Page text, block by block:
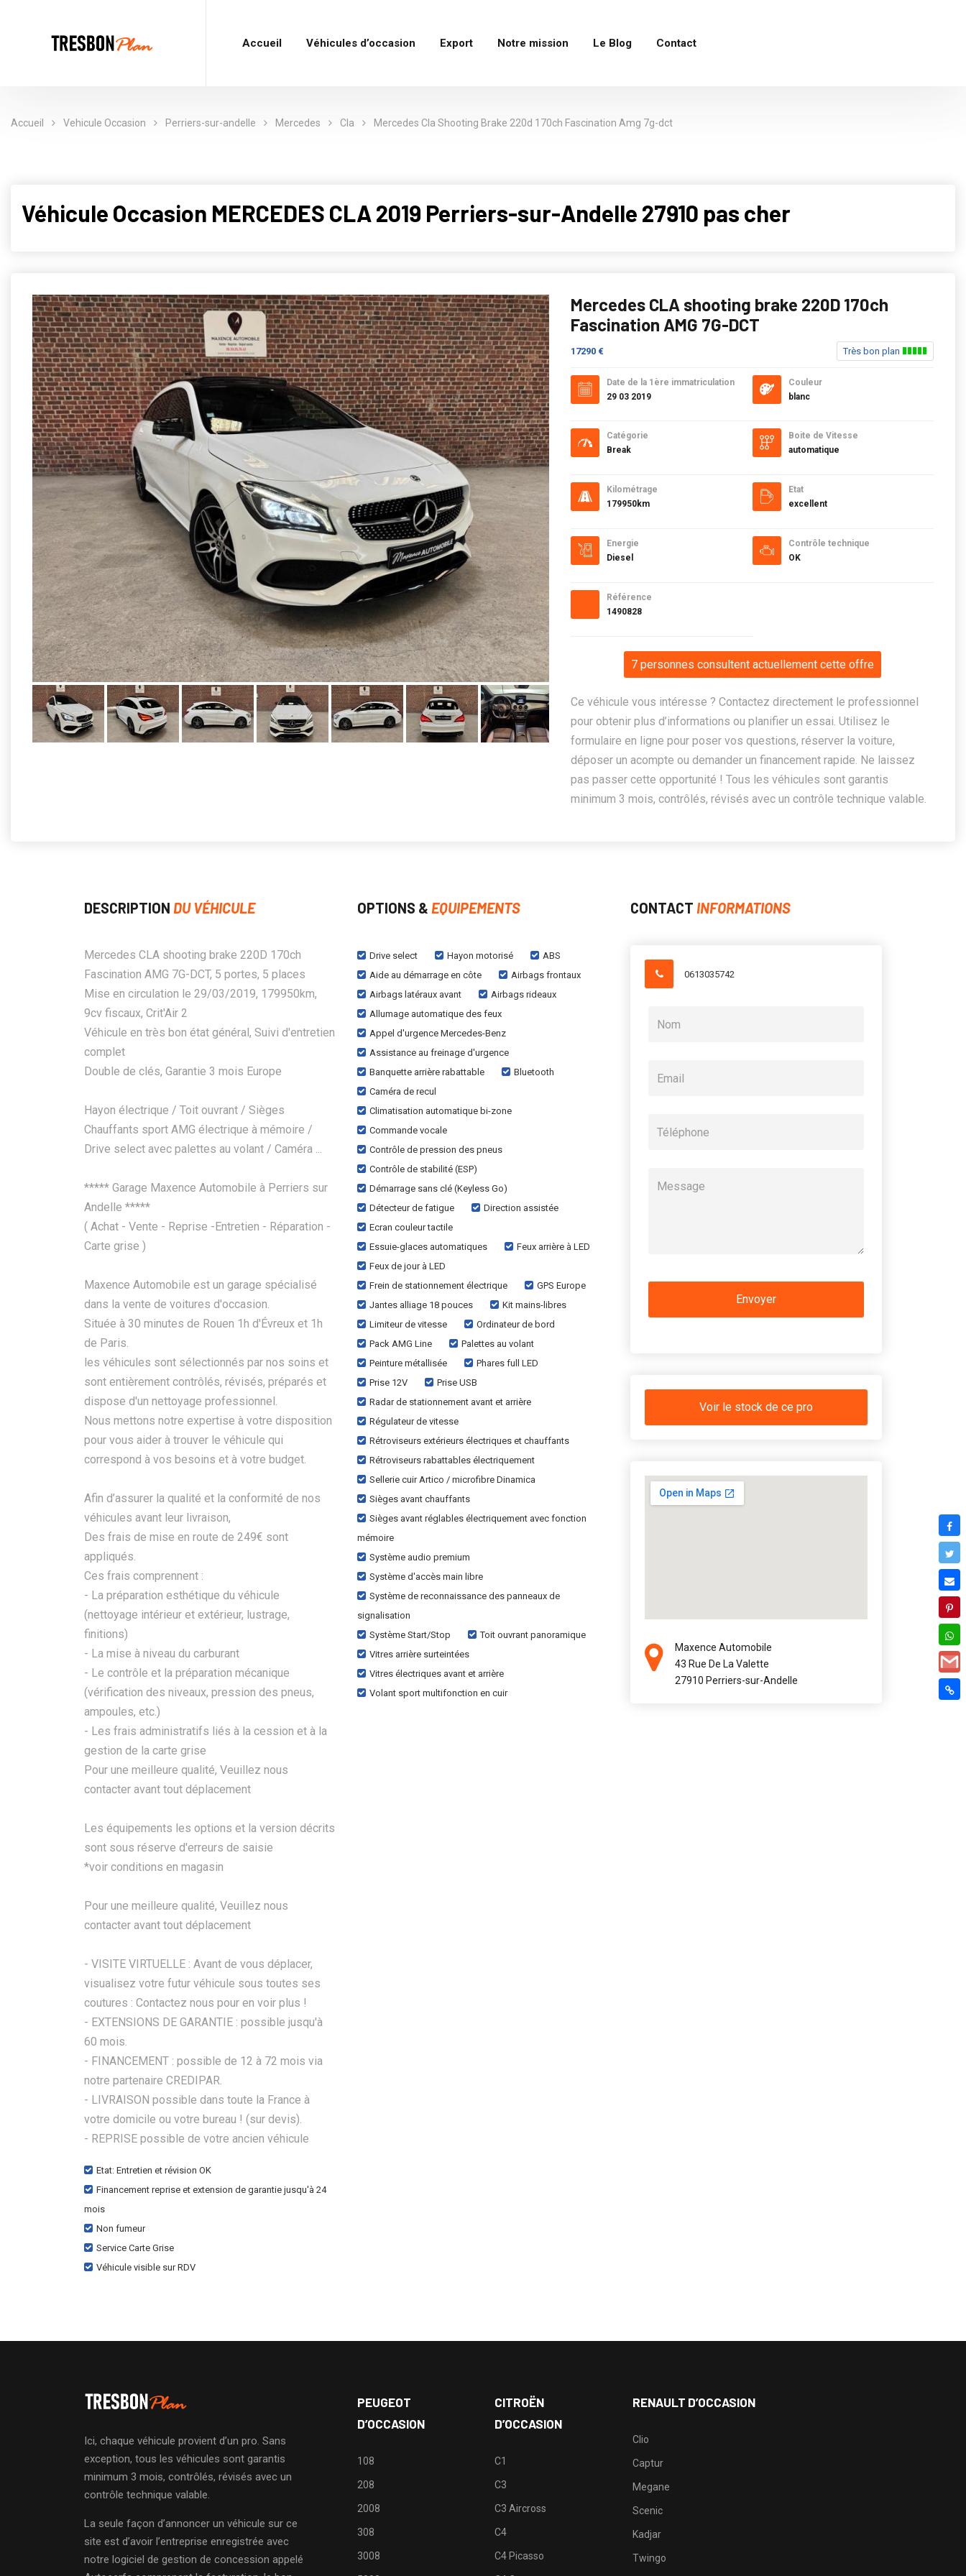
Accueil Véhicules d’occasion Export Notre mission Le Blog Contact
Accueil Vehicule Occasion Perriers-sur-andelle Mercedes Cla Mercedes Cla Shooting Brake 220d 170ch Fascination Amg 7g-dct
Véhicule Occasion MERCEDES CLA 2019 Perriers-sur-Andelle 27910 pas cher
Mercedes CLA shooting brake 220D 170ch
Fascination AMG 7G-DCT
17290 € Très bon plan
Date de la 1ère immatriculation
29 03 2019
Catégorie
Break
Kilométrage
179950km
Energie
Diesel
Référence
1490828
Couleur
blanc
Boite de Vitesse
automatique
Etat
excellent
Contrôle technique
OK
7 personnes consultent actuellement cette offre
Ce véhicule vous intéresse ? Contactez directement le professionnel
pour obtenir plus d’informations ou planifier un essai. Utilisez le
formulaire en ligne pour poser vos questions, réserver la voiture,
déposer un acompte ou demander un financement rapide. Ne laissez
pas passer cette opportunité ! Tous les véhicules sont garantis
minimum 3 mois, contrôlés, révisés avec un contrôle technique valable.
DESCRIPTION DU VÉHICULE
Mercedes CLA shooting brake 220D 170ch
Fascination AMG 7G-DCT, 5 portes, 5 places
Mise en circulation le 29/03/2019, 179950km,
9cv fiscaux, Crit'Air 2
Véhicule en très bon état général, Suivi d'entretien
complet
Double de clés, Garantie 3 mois Europe
Hayon électrique / Toit ouvrant / Sièges
Chauffants sport AMG électrique à mémoire /
Drive select avec palettes au volant / Caméra ...
***** Garage Maxence Automobile à Perriers sur
Andelle *****
( Achat - Vente - Reprise -Entretien - Réparation -
Carte grise )
Maxence Automobile est un garage spécialisé
dans la vente de voitures d'occasion.
Située à 30 minutes de Rouen 1h d'Évreux et 1h
de Paris.
les véhicules sont sélectionnés par nos soins et
sont entièrement contrôlés, révisés, préparés et
dispose d'un nettoyage professionnel.
Nous mettons notre expertise à votre disposition
pour vous aider à trouver le véhicule qui
correspond à vos besoins et à votre budget.
Afin d’assurer la qualité et la conformité de nos
véhicules avant leur livraison,
Des frais de mise en route de 249€ sont
appliqués.
Ces frais comprennent :
- La préparation esthétique du véhicule
(nettoyage intérieur et extérieur, lustrage,
finitions)
- La mise à niveau du carburant
- Le contrôle et la préparation mécanique
(vérification des niveaux, pression des pneus,
ampoules, etc.)
- Les frais administratifs liés à la cession et à la
gestion de la carte grise
Pour une meilleure qualité, Veuillez nous
contacter avant tout déplacement
Les équipements les options et la version décrits
sont sous réserve d'erreurs de saisie
*voir conditions en magasin
Pour une meilleure qualité, Veuillez nous
contacter avant tout déplacement
- VISITE VIRTUELLE : Avant de vous déplacer,
visualisez votre futur véhicule sous toutes ses
coutures : Contactez nous pour en voir plus !
- EXTENSIONS DE GARANTIE : possible jusqu'à
60 mois.
- FINANCEMENT : possible de 12 à 72 mois via
notre partenaire CREDIPAR.
- LIVRAISON possible dans toute la France à
votre domicile ou votre bureau ! (sur devis).
- REPRISE possible de votre ancien véhicule
Etat: Entretien et révision OK
Financement reprise et extension de garantie jusqu'à 24
mois
Non fumeur
Service Carte Grise
Véhicule visible sur RDV
OPTIONS & EQUIPEMENTS
Drive select Hayon motorisé
ABS
Aide au démarrage en côte
Airbags frontaux
Airbags latéraux avant
Airbags rideaux
Allumage automatique des feux
Appel d'urgence Mercedes-Benz
Assistance au freinage d'urgence
Banquette arrière rabattable
Bluetooth
Caméra de recul
Climatisation automatique bi-zone
Commande vocale
Contrôle de pression des pneus
Contrôle de stabilité (ESP)
Démarrage sans clé (Keyless Go)
Détecteur de fatigue
Direction assistée
Ecran couleur tactile
Essuie-glaces automatiques
Feux arrière à LED
Feux de jour à LED
Frein de stationnement électrique
GPS Europe
Jantes alliage 18 pouces
Kit mains-libres
Limiteur de vitesse
Ordinateur de bord
Pack AMG Line
Palettes au volant
Peinture métallisée
Phares full LED
Prise 12V
Prise USB
Radar de stationnement avant et arrière
Régulateur de vitesse
Rétroviseurs extérieurs électriques et chauffants
Rétroviseurs rabattables électriquement
Sellerie cuir Artico / microfibre Dinamica
Sièges avant chauffants
Sièges avant réglables électriquement avec fonction
mémoire
Système audio premium
Système d'accès main libre
Système de reconnaissance des panneaux de
signalisation
Système Start/Stop
Toit ouvrant panoramique
Vitres arrière surteintées
Vitres électriques avant et arrière
Volant sport multifonction en cuir
CONTACT INFORMATIONS
0613035742
Voir le stock de ce pro
Maxence Automobile
43 Rue De La Valette
27910 Perriers-sur-Andelle
Ici, chaque véhicule provient d’un pro. Sans
exception, tous les véhicules sont garantis
minimum 3 mois, contrôlés, révisés avec un
contrôle technique valable.
La seule façon d’annoncer un véhicule sur ce
site est d’avoir l’entreprise enregistrée avec
notre logiciel de gestion de concession appelé
PEUGEOT
D’OCCASION
108
208
2008
308
3008
CITROËN
D’OCCASION
C1
C3
C3 Aircross
C4
C4 Picasso
RENAULT D’OCCASION
Clio
Captur
Megane
Scenic
Kadjar
Twingo